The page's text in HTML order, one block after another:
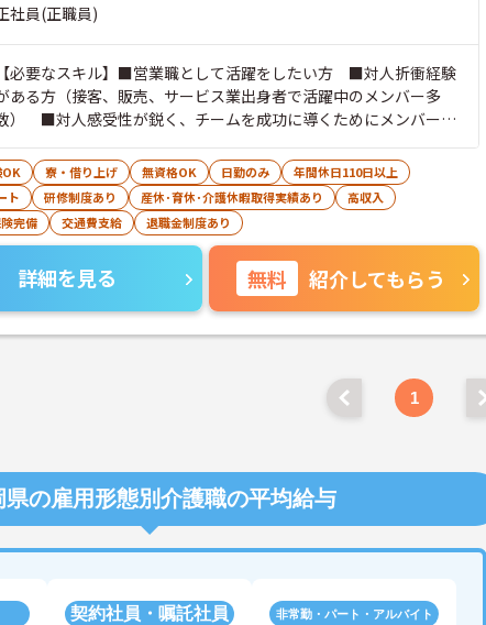
社員(正職員)
【必要なスキル】■営業職として活躍をしたい方 ■対人折衝経験
ある方（接客、販売、サービス業出身者で活躍中のメンバー多
） ■対人感受性が鋭く、チームを成功に導くためにメンバーに
熱的に働きかけられる方 【求められる人物像】■指示待ちではな
、自分で考え抜き、それを行動に移せる方■物事を柔軟に受け入
られる方■目的意識が高い方
OK 寮・借り上げ 無資格OK 日勤のみ
年間休日110日以上
ト 研修制度あり 産休･育休･介護休暇取得実績あり
高収入
完備 交通費支給 退職金制度あり
詳細を見る 無料 紹介してもらう
1
県の雇用形態別介護職の平均給与
契約社員・嘱託社員 非常勤・パート・アルバイト